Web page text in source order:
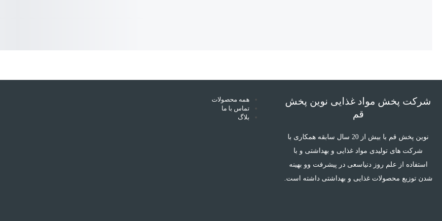
شرکت پخش مواد غذایی نوین پخش
قم
نوین پخش قم با بیش از 20 سال سابقه همکاری با
شرکت های تولیدی مواد غذایی و بهداشتی و با
استفاده از علم روز دنیاسعی در پیشرفت وو بهینه
شدن توزیع محصولات غذایی و بهداشتی داشته است.